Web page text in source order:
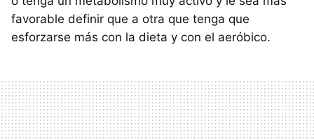
favorable definir que a otra que tenga que
esforzarse más con la dieta y con el aeróbico.